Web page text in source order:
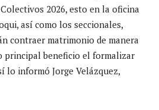
2026, esto en la oficina
así como los seccionales,
contraer matrimonio de manera
principal beneficio el formalizar
lo informó Jorge Velázquez,